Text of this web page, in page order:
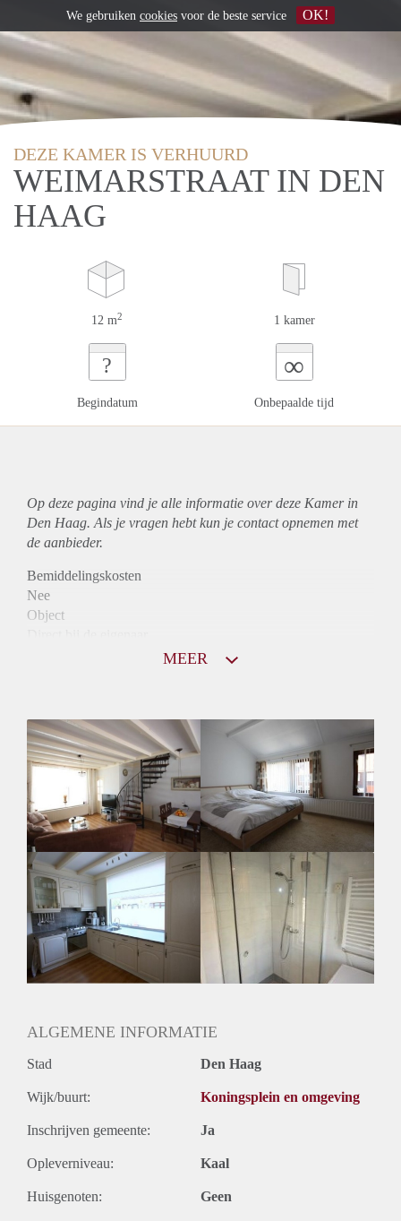
DEZE KAMER IS VERHUURD
WEIMARSTRAAT IN DEN
HAAG
12 m2 1 kamer
?
Begindatum
∞
Onbepaalde tijd
Op deze pagina vind je alle informatie over deze Kamer in
Den Haag. Als je vragen hebt kun je contact opnemen met
de aanbieder.
Bemiddelingskosten
Nee
Object
Huurtoeslag
Niet mogelijk
Inkomen eis
N.V.T.
Huurtermijn
Onbepaalde termijn
Oplevering
Gestoffeerd
MEER
ALGEMENE INFORMATIE
Stad Den Haag
Wijk/buurt: Koningsplein en omgeving
Inschrijven gemeente: Ja
Opleverniveau: Kaal
Huisgenoten: Geen
We gebruiken cookies voor de beste service OK!